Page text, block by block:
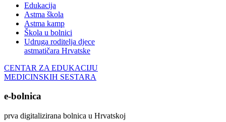
Edukacija
Astma škola
Astma kamp
Škola u bolnici
Udruga roditelja djece
astmatičara Hrvatske
CENTAR ZA EDUKACIJU
MEDICINSKIH SESTARA
e-bolnica
prva digitalizirana bolnica u Hrvatskoj